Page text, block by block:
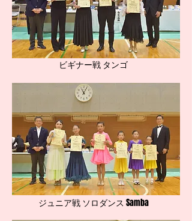
ビギナー戦 タンゴ
ジュニア戦 ソロダンス Samba